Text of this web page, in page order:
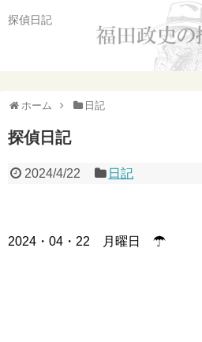
探偵日記
ホーム 日記
探偵日記
2024/4/22 日記
2024・04・22 月曜日 ☂